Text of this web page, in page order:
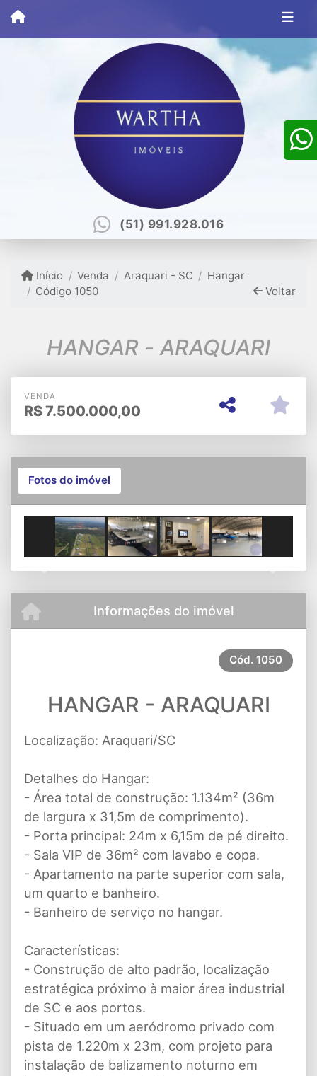
(51) 991.928.016
Início Venda Araquari - SC
Hangar
Código 1050
Voltar
HANGAR - ARAQUARI
VENDA
R$7.500.000,00
Fotos do imóvel
Informações do imóvel
Cód. 1050
HANGAR - ARAQUARI
Localização: Araquari/SC
Detalhes do Hangar:
- Área total de construção: 1.134m² (36m
de largura x 31,5m de comprimento).
- Porta principal: 24m x 6,15m de pé direito.
- Sala VIP de 36m² com lavabo e copa.
- Apartamento na parte superior com sala,
um quarto e banheiro.
- Banheiro de serviço no hangar.
Características:
- Construção de alto padrão, localização
estratégica próximo à maior área industrial
de SC e aos portos.
- Situado em um aeródromo privado com
pista de 1.220m x 23m, com projeto para
instalação de balizamento noturno em